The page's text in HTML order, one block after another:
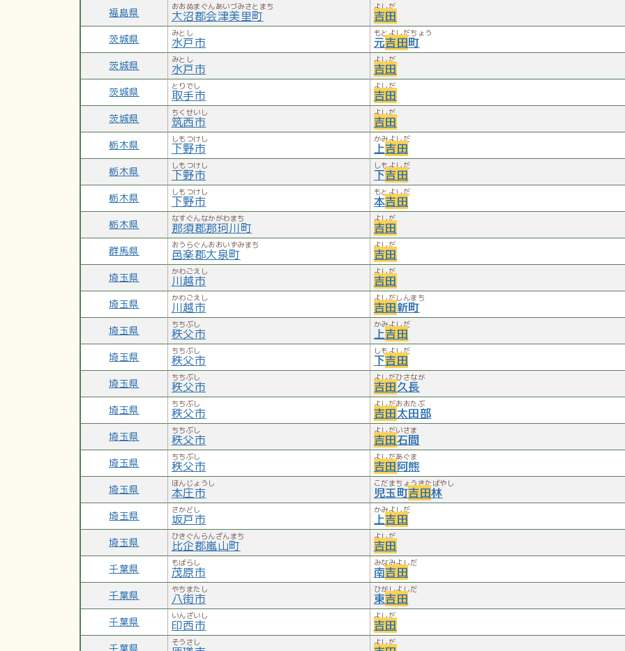
福島県 おおぬまぐんあいづみさとまち
大沼郡会津美里町
よしだ
吉田
茨城県 みとし
水戸市
もとよしだちょう
元吉田町
茨城県 みとし
水戸市
よしだ
吉田
茨城県 とりでし
取手市
よしだ
吉田
茨城県 ちくせいし
筑西市
よしだ
吉田
栃木県 しもつけし
下野市
かみよしだ
上吉田
栃木県 しもつけし
下野市
しもよしだ
下吉田
栃木県 しもつけし
下野市
もとよしだ
本吉田
栃木県 なすぐんなかがわまち
那須郡那珂川町
よしだ
吉田
群馬県 おうらぐんおおいずみまち
邑楽郡大泉町
よしだ
吉田
埼玉県 かわごえし
川越市
よしだ
吉田
埼玉県 かわごえし
川越市
よしだしんまち
吉田新町
埼玉県 ちちぶし
秩父市
かみよしだ
上吉田
埼玉県 ちちぶし
秩父市
しもよしだ
下吉田
埼玉県 ちちぶし
秩父市
よしだひさなが
吉田久長
埼玉県 ちちぶし
秩父市
よしだおおたぶ
吉田太田部
埼玉県 ちちぶし
秩父市
よしだいさま
吉田石間
埼玉県 ちちぶし
秩父市
よしだあぐま
吉田阿熊
埼玉県 ほんじょうし
本庄市
こだまちょうきたばやし
児玉町吉田林
埼玉県 さかどし
坂戸市
かみよしだ
上吉田
埼玉県 ひきぐんらんざんまち
比企郡嵐山町
よしだ
吉田
千葉県 もばらし
茂原市
みなみよしだ
南吉田
千葉県 やちまたし
八街市
ひがしよしだ
東吉田
千葉県 いんざいし
印西市
よしだ
吉田
千葉県 そうさし よしだ